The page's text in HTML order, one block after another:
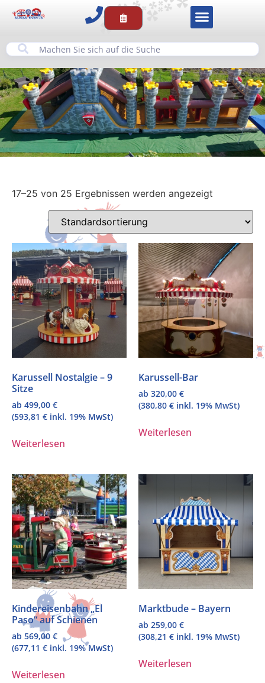
17–25 von 25 Ergebnissen werden angezeigt
Karussell Nostalgie – 9
Sitze
ab 499,00 €
(593,81 € inkl. 19% MwSt)
Weiterlesen
Karussell-Bar
ab 320,00 €
(380,80 € inkl. 19% MwSt)
Weiterlesen
Kindereisenbahn „El
Paso“ auf Schienen
ab 569,00 €
(677,11 € inkl. 19% MwSt)
Weiterlesen
Marktbude – Bayern
ab 259,00 €
(308,21 € inkl. 19% MwSt)
Weiterlesen